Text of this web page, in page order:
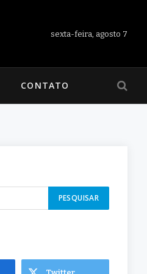
sexta-feira, agosto 7
CONTATO